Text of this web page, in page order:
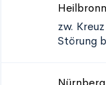
Heilbronn
zw.
Störung